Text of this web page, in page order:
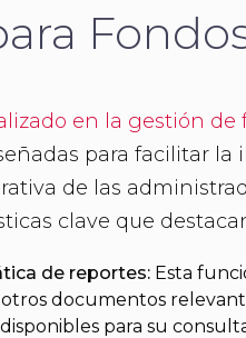
en la gestión de
para facilitar
de las
clave que
de reportes: Esta
documentos
para su